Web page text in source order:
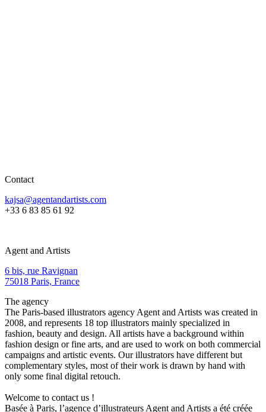
Contact
kajsa@agentandartists.com
+33 6 83 85 61 92
Agent and Artists
6 bis, rue Ravignan
75018 Paris, France
The agency
The Paris-based illustrators agency Agent and Artists was created in
2008, and represents 18 top illustrators mainly specialized in
fashion, beauty and design. All artists have a background within
fashion design or fine arts, and are used to work on both commercial
campaigns and artistic events. Our illustrators have different but
complementary styles, most of their work is drawn by hand with
only some final digital retouch.
Welcome to contact us !
Basée à Paris, l’agence d’illustrateurs Agent and Artists a été créée